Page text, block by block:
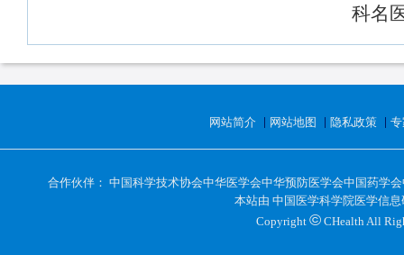
科名
网站简介 网站地图 隐私政策
合作伙伴： 中国科学技术协会中华医学会中华预防医学会中国药学会
本站由 中国医学科学院医学信息
Copyright © CHealth All